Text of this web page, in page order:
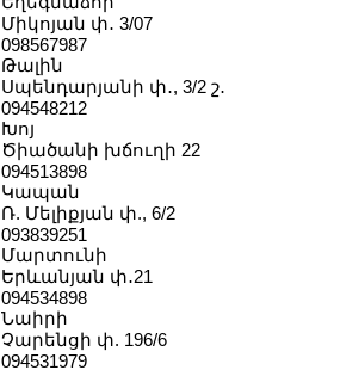
Միկոյան փ․ 3/07
098567987
Թալին
Սպենդարյանի փ․, 3/2 շ․
094548212
Խոյ
Ծիածանի խճուղի 22
094513898
Կապան
Ռ. Մելիքյան փ., 6/2
093839251
Մարտունի
Երևանյան փ․21
094534898
Նաիրի
Չարենցի փ. 196/6
094531979